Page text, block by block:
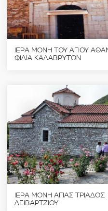
ΙΕΡΑ ΜΟΝΗ ΤΟΥ ΑΓΙΟΥ
ΦΙΛΙΑ ΚΑΛΑΒΡΥΤΩΝ
ΙΕΡΑ ΜΟΝΗ ΑΓΙΑΣ ΤΡΙΑΔΟΣ
ΛΕΙΒΑΡΤΖΙΟΥ